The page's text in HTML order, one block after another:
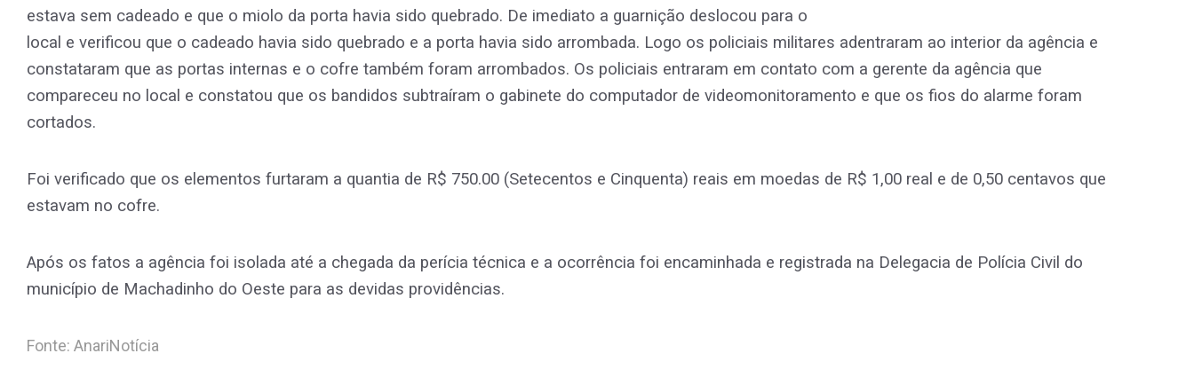
estava sem cadeado e que o miolo da porta havia sido quebrado. De imediato a guarnição deslocou para o
local e verificou que o cadeado havia sido quebrado e a porta havia sido arrombada. Logo os policiais militares adentraram ao interior da agência e
constataram que as portas internas e o cofre também foram arrombados. Os policiais entraram em contato com a gerente da agência que
compareceu no local e constatou que os bandidos subtraíram o gabinete do computador de videomonitoramento e que os fios do alarme foram
cortados.
Foi verificado que os elementos furtaram a quantia de R$ 750.00 (Setecentos e Cinquenta) reais em moedas de R$ 1,00 real e de 0,50 centavos que
estavam no cofre.
Após os fatos a agência foi isolada até a chegada da perícia técnica e a ocorrência foi encaminhada e registrada na Delegacia de Polícia Civil do
município de Machadinho do Oeste para as devidas providências.
Fonte: AnariNotícia